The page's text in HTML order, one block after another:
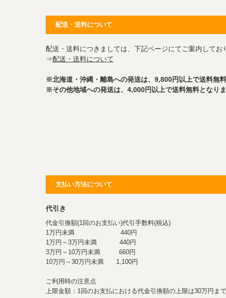
配送・送料について
配送・送料につきましては、下記ページにてご案内してお
⇒配送・送料について
※北海道・沖縄・離島への発送は、9,800円以上で送料無料
※その他地域への発送は、4,000円以上で送料無料となりま
支払い方法について
代引き
代金引換額(1回のお支払い)代引手数料(税込)
1万円未満 440円
1万円～3万円未満 440円
3万円～10万円未満 660円
10万円～30万円未満 1,100円
ご利用時の注意点
上限金額：1回のお支払における代金引換額の上限は30万円ま